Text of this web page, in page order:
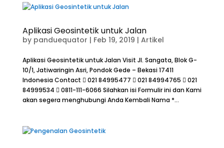
Aplikasi Geosintetik untuk Jalan
by panduequator | Feb 19, 2019 | Artikel
Aplikasi Geosintetik untuk Jalan Visit Jl. Sangata, Blok G-
10/1, Jatiwaringin Asri, Pondok Gede – Bekasi 17411
Indonesia Contact  021 84995477  021 84994765  021
84999534  0811-111-6066 Silahkan isi Formulir ini dan Kami
akan segera menghubungi Anda Kembali Nama *...